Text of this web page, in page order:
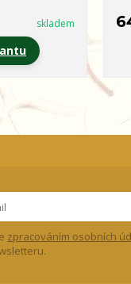
skladem
zpracováním osobních